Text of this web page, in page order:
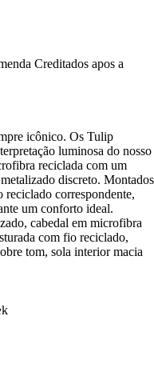
Creditados apos a
icônico. Os Tulip
luminosa do nosso
reciclada com um
discreto. Montados
correspondente,
um conforto ideal.
cabedal em microfibra
com fio reciclado,
tom, sola interior macia